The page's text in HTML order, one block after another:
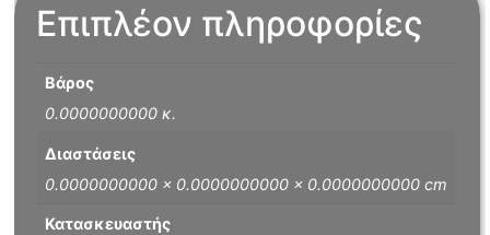
Επιπλέον πληροφορίες
Βάρος
0.0000000000 κ.
Διαστάσεις
0.0000000000 × 0.0000000000 × 0.0000000000 cm
Κατασκευαστής